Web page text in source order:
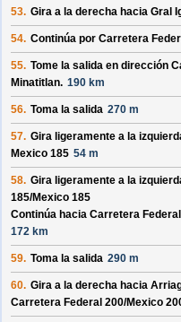
53. Gira a la derecha hacia Gral
54. Continúa por Carretera
55. Tome la salida en dirección
Minatitlan. 190 km
56. Toma la salida 270 m
57. Gira ligeramente a la
Mexico 185 54 m
58. Gira ligeramente a la
185/Mexico 185
Continúa hacia Carretera
172 km
59. Toma la salida 290 m
60. Gira a la derecha hacia
Carretera Federal 200/Mexico